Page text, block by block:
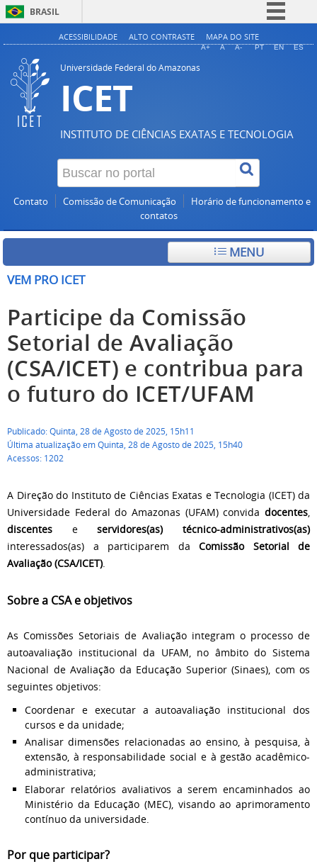
BRASIL
Simplifique!
ACESSIBILIDADE ALTO CONTRASTE MAPA DO SITE
A+ A A- PT EN ES
Universidade Federal do Amazonas
ICET
INSTITUTO DE CIÊNCIAS EXATAS E TECNOLOGIA
Contato Comissão de Comunicação
Horário de funcionamento e
contatos
MENU
VEM PRO ICET
Participe da Comissão
Setorial de Avaliação
(CSA/ICET) e contribua para
o futuro do ICET/UFAM
Publicado: Quinta, 28 de Agosto de 2025, 15h11
Última atualização em Quinta, 28 de Agosto de 2025, 15h40
Acessos: 1202
A Direção do Instituto de Ciências Exatas e Tecnologia (ICET) da
Universidade Federal do Amazonas (UFAM) convida docentes,
discentes eservidores(as) técnico-administrativos(as)
interessados(as) a participarem da Comissão Setorial de
Avaliação (CSA/ICET).
Sobre a CSA e objetivos
As Comissões Setoriais de Avaliação integram o processo de
autoavaliação institucional da UFAM, no âmbito do Sistema
Nacional de Avaliação da Educação Superior (Sinaes), com os
seguintes objetivos:
Coordenar e executar a autoavaliação institucional dos
cursos e da unidade;
Analisar dimensões relacionadas ao ensino, à pesquisa, à
extensão, à responsabilidade social e à gestão acadêmico-
administrativa;
Elaborar relatórios avaliativos a serem encaminhados ao
Ministério da Educação (MEC), visando ao aprimoramento
contínuo da universidade.
Por que participar?